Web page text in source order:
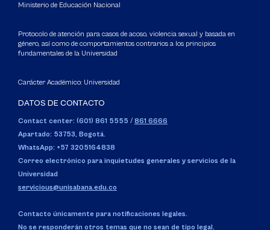
Ministerio de Educación Nacional
Protocolo de atención para casos de acoso, violencia sexual y basada en
género, así como de comportamientos contrarios a los principios
fundamentales de la Universidad
Carácter Académico: Universidad
DATOS DE CONTACTO
Contact center: (601) 861 5555 / 861 6666
Apartado: 53753, Bogotá.
WhatsApp: +57 3205164838
Correo electrónico para inquietudes generales y servicios de la
Universidad
servicious@unisabana.edu.co
Contacto únicamente para notificaciones legales.
No se responderán otros temas que no sean de tipo legal.